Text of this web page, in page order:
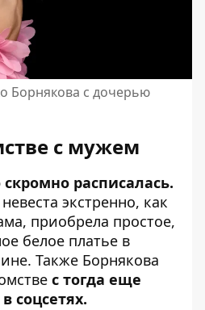
Борнякова с дочерью
с мужем
скромно расписалась.
экстренно, как
приобрела простое,
белое платье в
Также Борнякова
с тогда еще
соцсетях.